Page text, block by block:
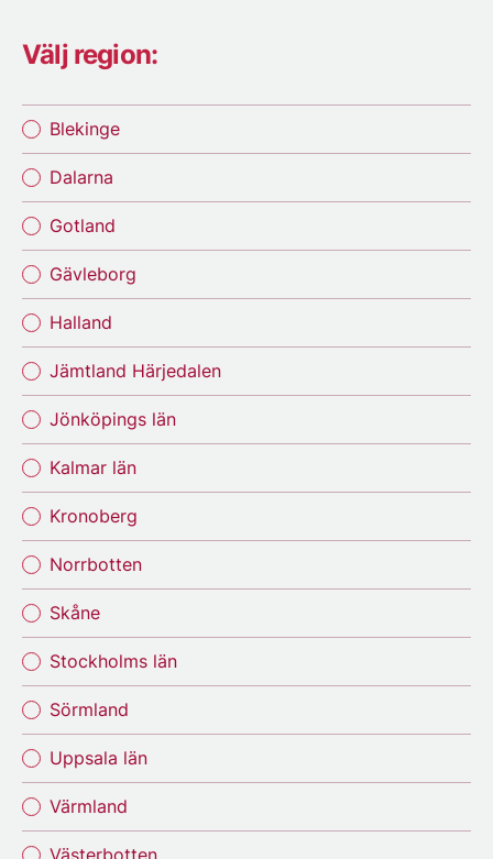
Välj region:
Blekinge
Dalarna
Gotland
Gävleborg
Halland
Jämtland Härjedalen
Jönköpings län
Kalmar län
Kronoberg
Norrbotten
Skåne
Stockholms län
Sörmland
Uppsala län
Värmland
Västerbotten